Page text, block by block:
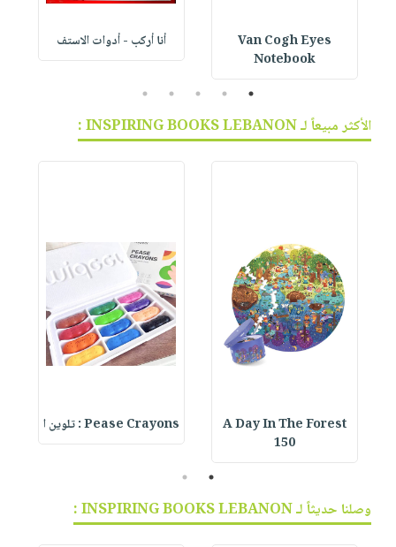
Van Cogh Eyes
Notebook
أنا أركب - أدوات الاستف
1
2
3
4
5
الأكثر مبيعاً لـ INSPIRING BOOKS LEBANON :
A Day In The Forest
150
Pease Crayons : تلوين ا
1
2
وصلنا حديثاً لـ INSPIRING BOOKS LEBANON :